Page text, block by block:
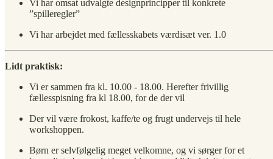
Vi har omsat udvalgte designprincipper til konkrete
”spilleregler”
Vi har arbejdet med fællesskabets værdisæt ver. 1.0
Lidt praktisk:
Vi er sammen fra kl. 10.00 - 18.00. Herefter frivillig
fællesspisning fra kl 18.00, for de der vil
Der vil være frokost, kaffe/te og frugt undervejs til hele
workshoppen.
Børn er selvfølgelig meget velkomne, og vi sørger for et